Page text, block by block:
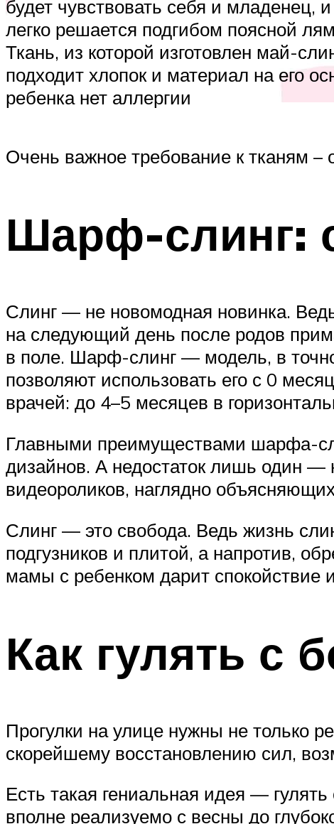
будет чувствовать себя и
легко решается подгибом поясной
Ткань, из которой изготовлен май-
подходит хлопок и материал на его
ребенка нет аллергии
Очень важное требование к тканям –
Шарф-слинг:
Слинг — не новомодная новинка.
на следующий день после родов
в поле. Шарф-слинг — модель, в
позволяют использовать его с 0
врачей: до 4–5 месяцев в
Главными преимуществами шарфа-
дизайнов. А недостаток лишь один —
видеороликов, наглядно
Слинг — это свобода. Ведь жизнь
подгузников и плитой, а напротив,
мамы с ребенком дарит спокойствие
Как гулять
Прогулки на улице нужны не только
скорейшему восстановлению сил,
Есть такая гениальная идея —
вполне реализуемо с весны до